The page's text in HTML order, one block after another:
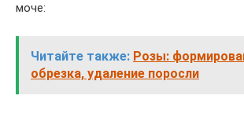
моче:
Читайте также: Розы:
обрезка, удаление поросли